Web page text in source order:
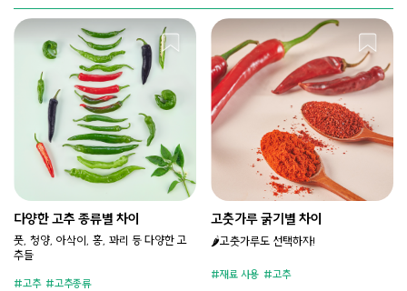
다양한 고추 종류별 차이
풋, 청양, 아삭이, 홍, 꽈리 등 다양한 고
추들
고추 고추종류
고춧가루 굵기별 차이
🌶️고춧가루도 선택하자!
재료 사용 고추